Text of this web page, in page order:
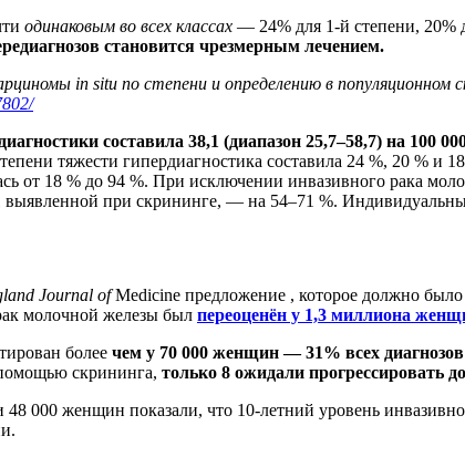
одинаковым во всех классах — 24% для 1-й степени, 20%
становится чрезмерным лечением.
in situ по степени и определению в популяционном
составила 38,1 (диапазон 25,7–58,7) на
тяжести гипердиагностика составила 24 %, 20 % и
от 18 % до 94 %. При исключении инвазивного рака
выявленной при скрининге, — на 54–71 %.
Journal ofMedicine предложение , которое должно
молочной железы был переоценён у 1,3 миллиона
более чем у 70 000 женщин — 31% всех
скрининга, только 8 ожидали прогрессировать
48 000 женщин показали, что 10-летний уровень